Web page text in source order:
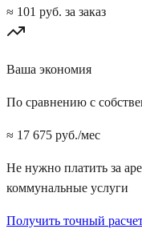
≈ 101 руб. за заказ
Ваша экономия
По сравнению с
≈ 17 675 руб./мес
Не нужно платить за
коммунальные услуги
Получить точный